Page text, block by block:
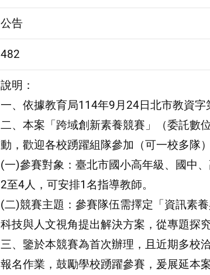
公告
482
說明：
一、依據教育局114年9月24日北市教資字
二、本案「跨域創新素養競賽」（委託數
動，歡迎各校踴躍組隊參加（可一校多隊
(一)參賽對象：臺北市國小高年級、國中
2至4人，可安排1名指導教師。
(二)競賽主題：參賽隊伍需擇定「資訊素
科技與人文視角提出解決方案，從專題探
三、鑒於本競賽為首次辦理，且近期多校
報名作業，鼓勵學校踴躍參賽，爰展延本